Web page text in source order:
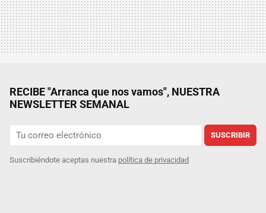
RECIBE "Arranca que nos vamos", NUESTRA
NEWSLETTER SEMANAL
SUSCRIBIR
Suscribiéndote aceptas nuestra política de privacidad